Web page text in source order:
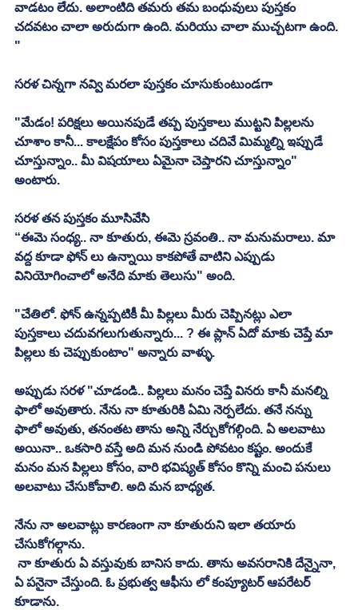
వాడటం లేదు. అలాంటిది తమరు తమ బంధువులు పుస్తకం
చదవటం చాలా అరుదుగా ఉంది. మరియు చాలా ముచ్చటగా ఉంది.
"
సరళ చిన్నగా నవ్వి మరలా పుస్తకం చూసుకుంటుండగా
"మేడం! పరిక్షలు అయినపుడే తప్ప పుస్తకాలు ముట్టని పిల్లలను
చూశాం కానీ... కాలక్షేపం కోసం పుస్తకాలు చదివే మిమ్మల్ని ఇప్పుడే
చూస్తున్నాం.. మీ విషయాలు ఏమైనా చెప్తారని చూస్తున్నాం"
అంటారు.
సరళ తన పుస్తకం మూసివేసి
“ఈమె సంధ్య.. నా కూతురు, ఈమె స్రవంతి.. నా మనుమరాలు. మా
వద్ద కూడా ఫోన్ లు ఉన్నాయి కాకపోతే వాటిని ఎప్పుడు
వినియోగించాలో అనేది మాకు తెలుసు" అంది.
"చేతిలో. ఫోన్ ఉన్నప్పటికీ మీ పిల్లలు మీరు చెప్పినట్లు ఎలా
పుస్తకాలు చదువగలుగుతున్నారు... ? ఈ ప్లాన్ ఏదో మాకు చెప్తే మా
పిల్లలు కు చెప్పుకుంటాం" అన్నారు వాళ్ళు.
అప్పుడు సరళ "చూడండి.. పిల్లలు మనం చెప్తే వినరు కానీ మనల్ని
ఫాలో అవుతారు. నేను నా కూతురికి ఏమి నెర్పలేదు. తనే నన్ను
ఫాలో అవుతు, తనంతట తాను అన్ని నేర్చుకోగల్గింది. ఏ అలవాటు
అయినా.. ఒకసారి వస్తే అది మన నుండి పోవటం కష్టం. అందుకే
మనం మన పిల్లలు కోసం, వారి భవిష్యత్ కోసం కొన్ని మంచి పనులు
అలవాటు చేసుకోవాలి. అది మన బాధ్యత.
నేను నా అలవాట్లు కారణంగా నా కూతురుని ఇలా తయారు
చేసుకోగల్గాను.
ఏ పనైనా చేస్తుంది. ఓ ప్రభుత్వ ఆఫీసు లో కంప్యూటర్ ఆపరేటర్
కూడాను.